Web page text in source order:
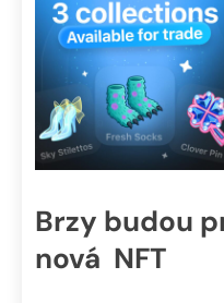
Brzy budou
nová NFT